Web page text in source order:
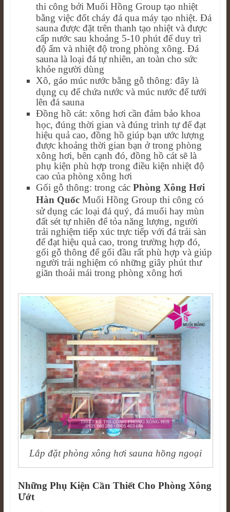
thi công bởi Muối Hồng Group tạo nhiệt
bằng việc đốt cháy đá qua máy tạo nhiệt. Đá
sauna được đặt trên thanh tạo nhiệt và được
cấp nước sau khoảng 5-10 phút để duy trì
độ ẩm và nhiệt độ trong phòng xông. Đá
sauna là loại đá tự nhiên, an toàn cho sức
khỏe người dùng
Xô, gáo múc nước bằng gỗ thông: đây là
dụng cụ để chứa nước và múc nước để tưới
lên đá sauna
Đồng hồ cát: xông hơi cần đảm bảo khoa
học, đúng thời gian và đúng trình tự để đạt
hiệu quả cao, đồng hồ giúp bạn ước lượng
được khoảng thời gian bạn ở trong phòng
xông hơi, bên cạnh đó, đồng hồ cát sẽ là
phụ kiện phù hợp trong điều kiện nhiệt độ
cao của phòng xông hơi
Gối gỗ thông: trong các Phòng Xông Hơi
Hàn Quốc Muối Hồng Group thi công có
sử dụng các loại đá quý, đá muối hay mùn
đất sét tự nhiên để tỏa năng lượng, người
trải nghiệm tiếp xúc trực tiếp với đá trải sàn
để đạt hiệu quả cao, trong trường hợp đó,
gối gỗ thông để gối đầu rất phù hợp và giúp
người trải nghiệm có những giây phút thư
giãn thoải mái trong phòng xông hơi
Lắp đặt phòng xông hơi sauna hồng ngoại
Những Phụ Kiện Cần Thiết Cho Phòng Xông
Ướt